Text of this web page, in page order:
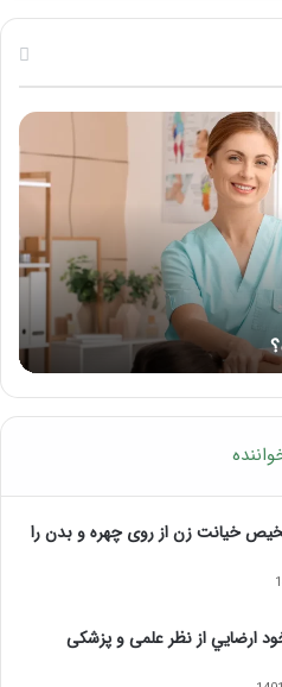
خیانت زن از روی چهره و بدن را
ارضايي از نظر علمی و پزشکی